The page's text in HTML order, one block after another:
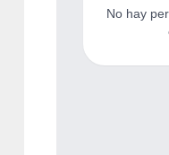
No hay